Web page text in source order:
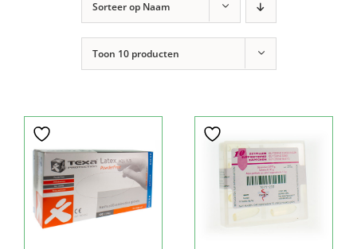
Sorteer op Naam
Toon 10 producten